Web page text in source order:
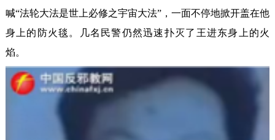
喊“法轮大法是世上必修之宇宙大法”，一面不停地掀开盖在他
身上的防火毯。几名民警仍然迅速扑灭了王进东身上的火
焰。